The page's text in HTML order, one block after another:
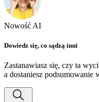
Nowość AI
Dowiedz się, co sądzą inni
Zastanawiasz się, czy ta
a dostaniesz podsumowanie